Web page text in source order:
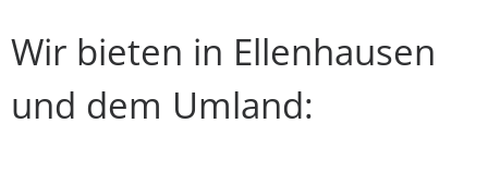
Wir bieten in Ellenhausen
und dem Umland: